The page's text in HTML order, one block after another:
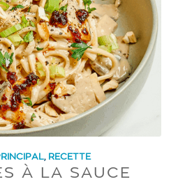
, RECETTE
À LA SAUCE